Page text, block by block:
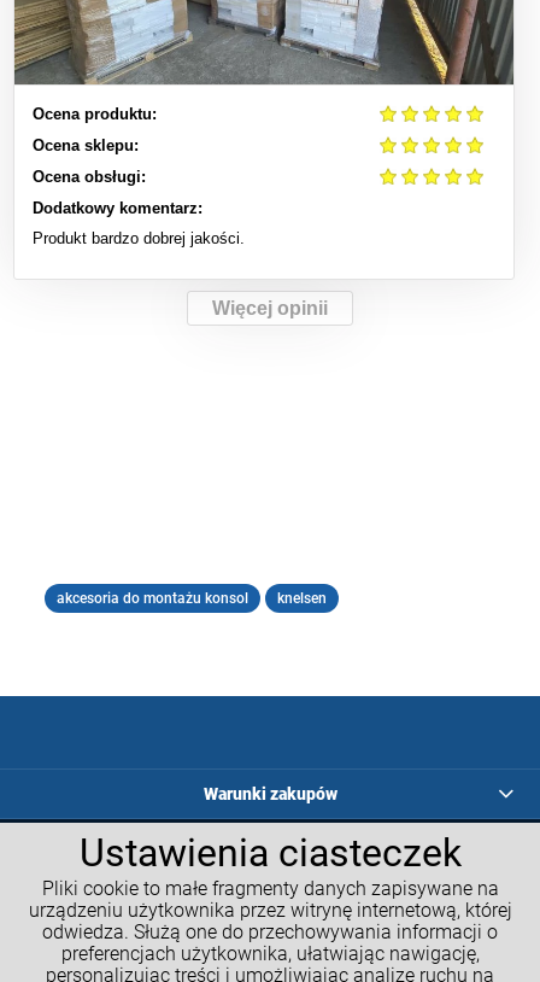
Ustawienia ciasteczek
Pliki cookie to małe fragmenty danych zapisywane na
urządzeniu użytkownika przez witrynę internetową, której
odwiedza. Służą one do przechowywania informacji o
preferencjach użytkownika, ułatwiając nawigację,
personalizując treści i umożliwiając analizę ruchu na
Ocena produktu:
Ocena sklepu:
Ocena obsługi:
Dodatkowy komentarz:
Produkt bardzo dobrej jakości.
Więcej opinii
akcesoria do montażu konsol knelsen
Warunki zakupów
Programy lojalnościowe
Kalkulatory GM
Moje konto